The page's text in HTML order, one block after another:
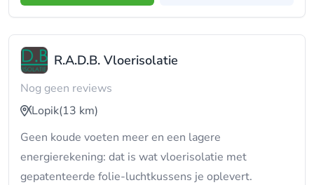
R.A.D.B. Vloerisolatie
Nog geen reviews
Lopik(13 km)
Geen koude voeten meer en een lagere
energierekening: dat is wat vloerisolatie met
gepatenteerde folie-luchtkussens je oplevert.